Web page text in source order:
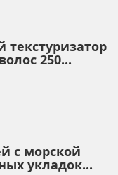
текстуризатор
250...
с морской
укладок...